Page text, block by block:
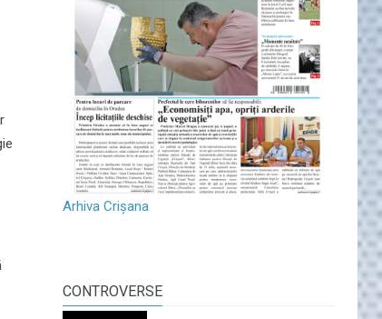
Arhiva Crișana
CONTROVERSE